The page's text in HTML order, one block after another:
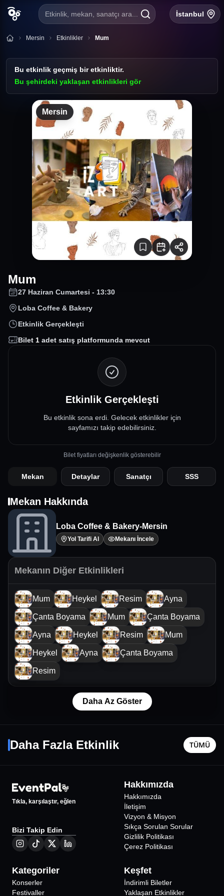
Etkinlik, mekan, sanatçı ara... İstanbul
Mersin Etkinlikler Mum
Bu etkinlik geçmiş bir etkinliktir.
Bu şehirdeki yaklaşan etkinlikleri gör
Mersin
Mum
27 Haziran Cumartesi - 13:30
Loba Coffee & Bakery
Etkinlik Gerçekleşti
Bilet 1 adet satış platformunda mevcut
Etkinlik Gerçekleşti
Bu etkinlik sona erdi. Gelecek etkinlikler için
sayfamızı takip edebilirsiniz.
Bilet fiyatları değişkenlik gösterebilir
Mekan Detaylar Sanatçı SSS
Mekan Hakkında
Loba Coffee & Bakery-Mersin
Yol Tarifi Al Mekanı İncele
Mekanın Diğer Etkinlikleri
Mum Heykel Resim Ayna
Çanta Boyama Mum Çanta Boyama
Ayna Heykel Resim Mum
Heykel Ayna Çanta Boyama
Resim
Daha Az Göster
Daha Fazla Etkinlik TÜMÜ
Mersin• Jolly Joker Mersin
1 Kasım
Mersin
•
Merkezi
Tıkla, karşılaştır, eğlen
Bizi Takip Edin
Hakkımızda
Hakkımızda
İletişim
Vizyon & Misyon
Sıkça Sorulan Sorular
Gizlilik Politikası
Çerez Politikası
Kategoriler
Konserler
Festivaller
Keşfet
İndirimli Biletler
Yaklaşan Etkinlikler